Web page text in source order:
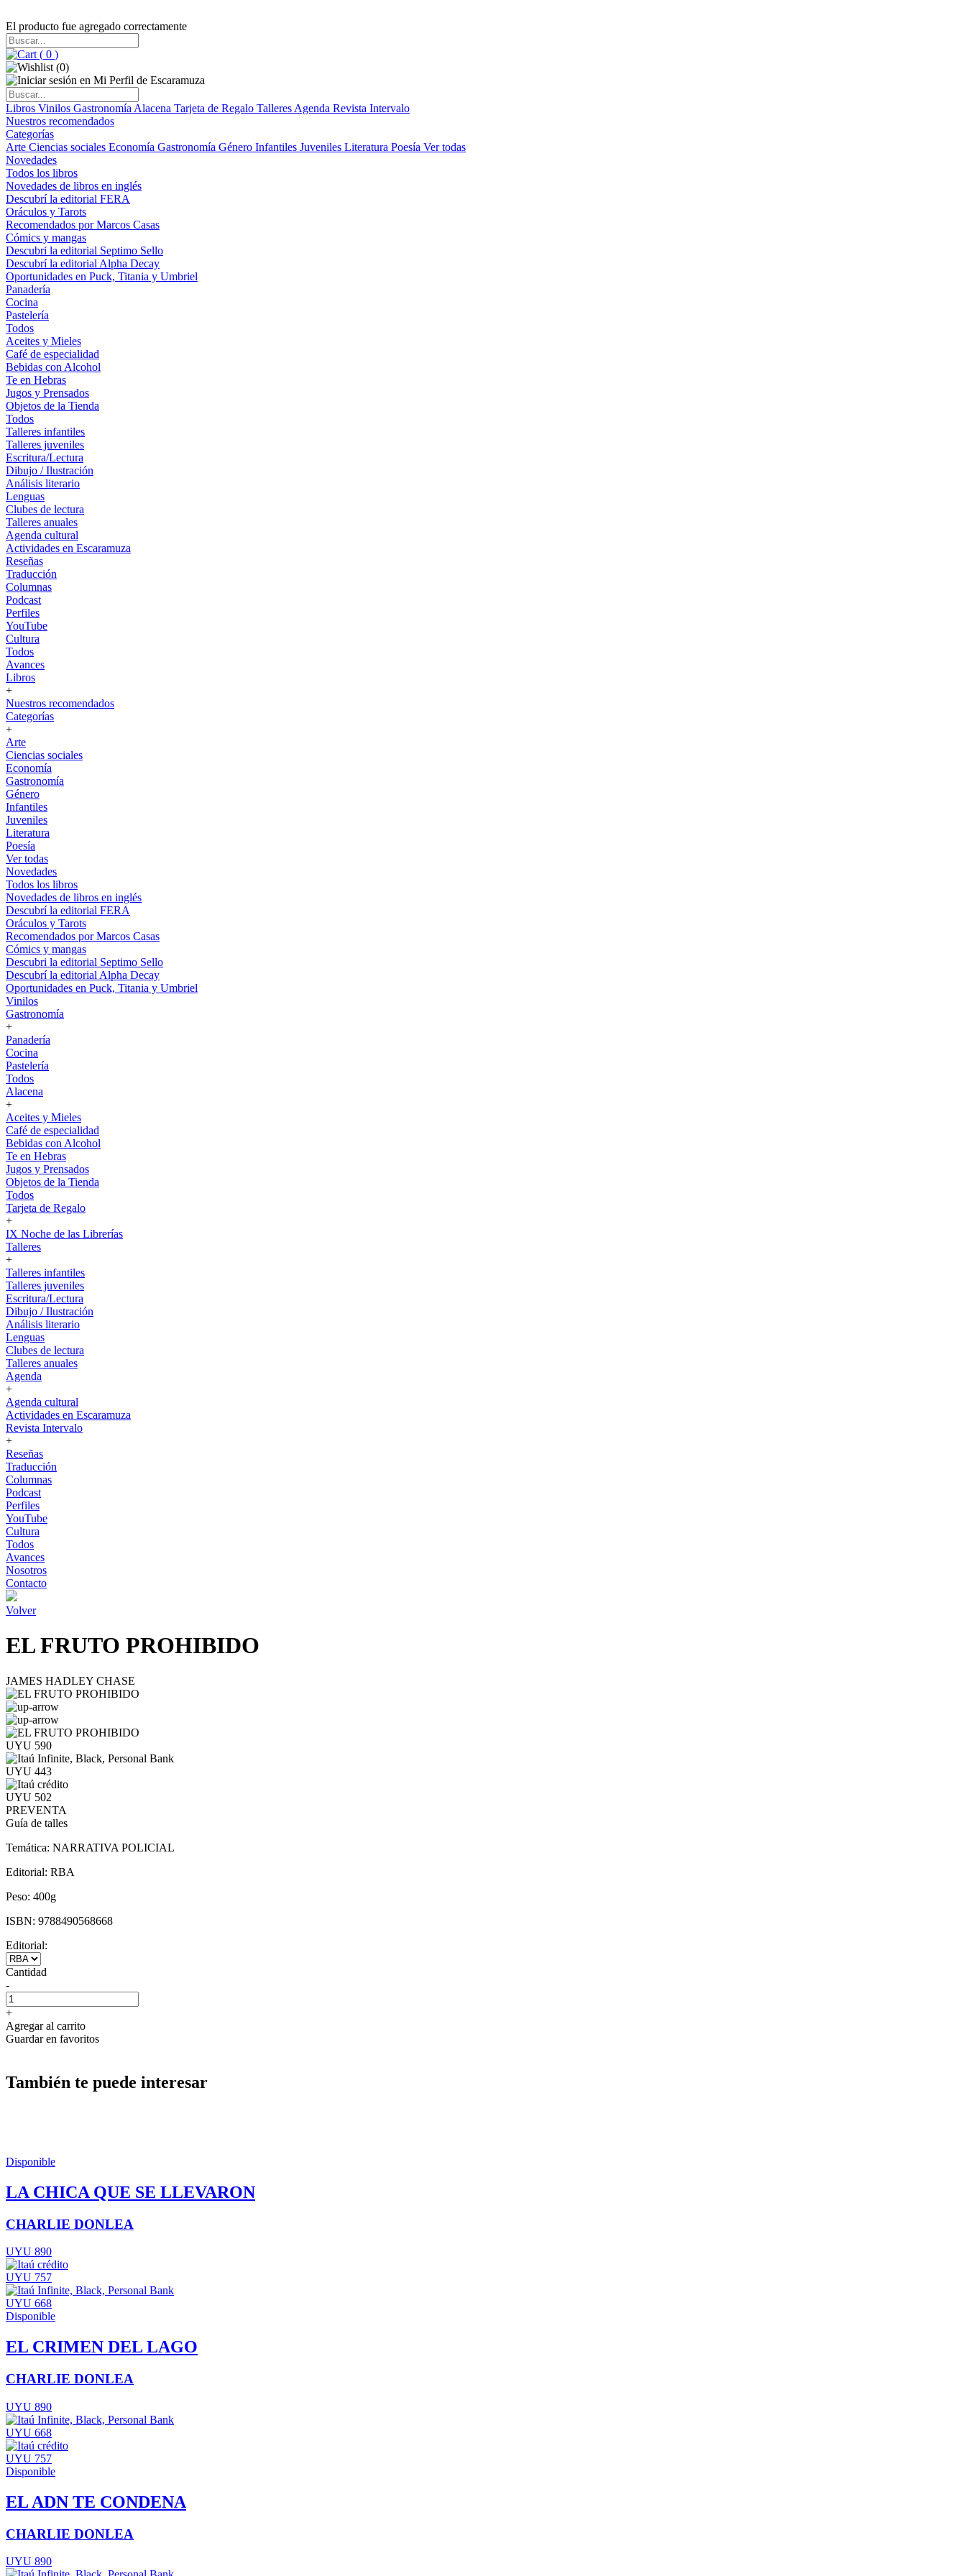
El producto fue agregado correctamente
( 0 )
(0)
Libros Vinilos Gastronomía Alacena Tarjeta de Regalo Talleres Agenda Revista Intervalo
Nuestros recomendados
Categorías
Arte Ciencias sociales Economía Gastronomía Género Infantiles Juveniles Literatura Poesía Ver todas
Novedades
Todos los libros
Novedades de libros en inglés
Descubrí la editorial FERA
Oráculos y Tarots
Recomendados por Marcos Casas
Cómics y mangas
Descubri la editorial Septimo Sello
Descubrí la editorial Alpha Decay
Oportunidades en Puck, Titania y Umbriel
Panadería
Cocina
Pastelería
Todos
Aceites y Mieles
Café de especialidad
Bebidas con Alcohol
Te en Hebras
Jugos y Prensados
Objetos de la Tienda
Todos
Talleres infantiles
Talleres juveniles
Escritura/Lectura
Dibujo / Ilustración
Análisis literario
Lenguas
Clubes de lectura
Talleres anuales
Agenda cultural
Actividades en Escaramuza
Reseñas
Traducción
Columnas
Podcast
Perfiles
YouTube
Cultura
Todos
Avances
Libros
+
Nuestros recomendados
Categorías
+
Arte
Ciencias sociales
Economía
Gastronomía
Género
Infantiles
Juveniles
Literatura
Poesía
Ver todas
Novedades
Todos los libros
Novedades de libros en inglés
Descubrí la editorial FERA
Oráculos y Tarots
Recomendados por Marcos Casas
Cómics y mangas
Descubri la editorial Septimo Sello
Descubrí la editorial Alpha Decay
Oportunidades en Puck, Titania y Umbriel
Vinilos
Gastronomía
+
Panadería
Cocina
Pastelería
Todos
Alacena
+
Aceites y Mieles
Café de especialidad
Bebidas con Alcohol
Te en Hebras
Jugos y Prensados
Objetos de la Tienda
Todos
Tarjeta de Regalo
+
IX Noche de las Librerías
Talleres
+
Talleres infantiles
Talleres juveniles
Escritura/Lectura
Dibujo / Ilustración
Análisis literario
Lenguas
Clubes de lectura
Talleres anuales
Agenda
+
Agenda cultural
Actividades en Escaramuza
Revista Intervalo
+
Reseñas
Traducción
Columnas
Podcast
Perfiles
YouTube
Cultura
Todos
Avances
Nosotros
Contacto
Volver
EL FRUTO PROHIBIDO
JAMES HADLEY CHASE
UYU 590
UYU 443
UYU 502
PREVENTA
Guía de talles
Temática: NARRATIVA POLICIAL
Editorial: RBA
Peso: 400g
ISBN: 9788490568668
Editorial:
Cantidad
-
+
Agregar al carrito
Guardar en favoritos
También te puede interesar
Disponible
LA CHICA QUE SE LLEVARON
CHARLIE DONLEA
UYU 890
UYU 757
UYU 668
Disponible
EL CRIMEN DEL LAGO
CHARLIE DONLEA
UYU 890
UYU 668
UYU 757
Disponible
EL ADN TE CONDENA
CHARLIE DONLEA
UYU 890